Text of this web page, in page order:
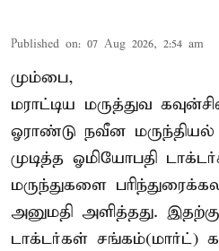
Published on: 07 Aug 2026, 2:54 am
மும்பை,
மராட்டிய மருத்துவ
ஓராண்டு நவீன மருந்தியல்
முடித்த ஓமியோபதி
மருந்துகளை
அனுமதி அளித்தது. இதற்கு
டாக்டர்கள் சங்கம்(மார்ட்)